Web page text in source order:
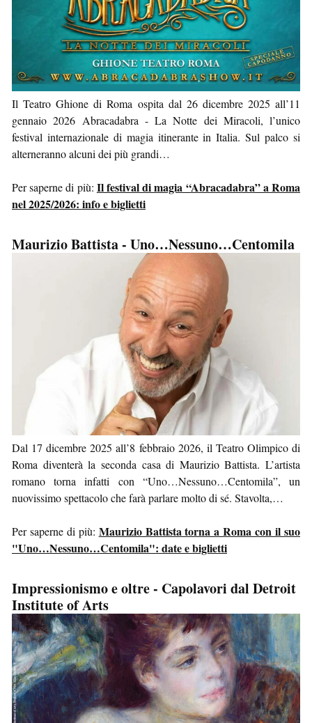
Il Teatro Ghione di Roma ospita dal 26 dicembre 2025 all’11
gennaio 2026 Abracadabra - La Notte dei Miracoli, l’unico
festival internazionale di magia itinerante in Italia. Sul palco si
alterneranno alcuni dei più grandi…
Per saperne di più: Il festival di magia “Abracadabra” a Roma
nel 2025/2026: info e biglietti
Maurizio Battista - Uno…Nessuno…Centomila
Dal 17 dicembre 2025 all’8 febbraio 2026, il Teatro Olimpico di
Roma diventerà la seconda casa di Maurizio Battista. L’artista
romano torna infatti con “Uno…Nessuno…Centomila”, un
nuovissimo spettacolo che farà parlare molto di sé. Stavolta,…
Per saperne di più: Maurizio Battista torna a Roma con il suo
"Uno…Nessuno…Centomila": date e biglietti
Impressionismo e oltre - Capolavori dal Detroit
Institute of Arts